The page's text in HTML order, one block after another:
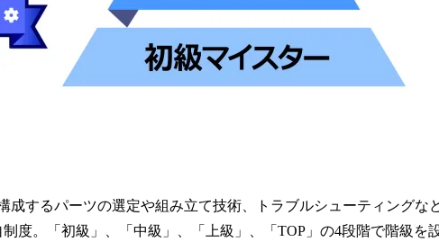
成するパーツの選定や組み立て技術、トラブルシューティングな
度。「初級」、「中級」、「上級」、「TOP」の4段階で階級を